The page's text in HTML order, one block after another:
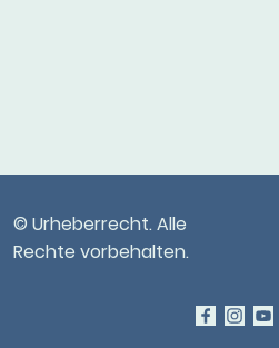
© Urheberrecht. Alle
Rechte vorbehalten.